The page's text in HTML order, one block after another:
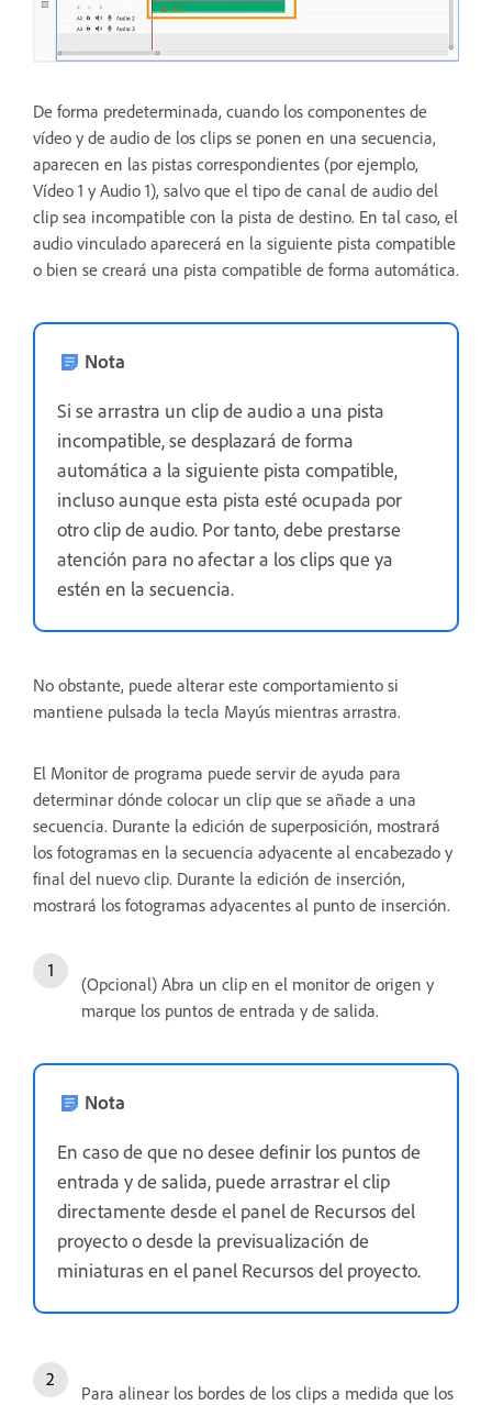
De forma predeterminada, cuando los componentes de
vídeo y de audio de los clips se ponen en una secuencia,
aparecen en las pistas correspondientes (por ejemplo,
Vídeo 1 y Audio 1), salvo que el tipo de canal de audio del
clip sea incompatible con la pista de destino. En tal caso, el
audio vinculado aparecerá en la siguiente pista compatible
o bien se creará una pista compatible de forma automática.
Nota
Si se arrastra un clip de audio a una pista
incompatible, se desplazará de forma
automática a la siguiente pista compatible,
incluso aunque esta pista esté ocupada por
otro clip de audio. Por tanto, debe prestarse
atención para no afectar a los clips que ya
estén en la secuencia.
No obstante, puede alterar este comportamiento si
mantiene pulsada la tecla Mayús mientras arrastra.
El Monitor de programa puede servir de ayuda para
determinar dónde colocar un clip que se añade a una
secuencia. Durante la edición de superposición, mostrará
los fotogramas en la secuencia adyacente al encabezado y
final del nuevo clip. Durante la edición de inserción,
mostrará los fotogramas adyacentes al punto de inserción.
(Opcional) Abra un clip en el monitor de origen y
marque los puntos de entrada y de salida.
Nota
En caso de que no desee definir los puntos de
entrada y de salida, puede arrastrar el clip
directamente desde el panel de Recursos del
proyecto o desde la previsualización de
miniaturas en el panel Recursos del proyecto.
Para alinear los bordes de los clips a medida que los